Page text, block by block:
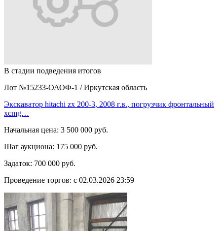
В стадии подведения итогов
Лот №15233-ОАОФ-1 / Иркутская область
Экскаватор hitachi zx 200-3, 2008 г.в., погрузчик фронтальный
xcmg…
Начальная цена: 3 500 000 руб.
Шаг аукциона: 175 000 руб.
Задаток: 700 000 руб.
Проведение торгов: с 02.03.2026 23:59